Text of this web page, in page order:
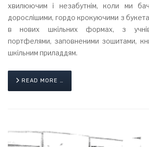
хвилюючим і незабутнім, коли ми
дорослішими, гордо крокуючими з
в нових шкільних формах, з
портфелями, заповненими зошитами,
шкільним приладдям.
READ MORE …